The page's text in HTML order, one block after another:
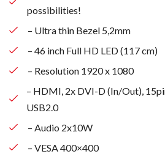
possibilities!
– Ultra thin Bezel 5,2mm
– 46 inch Full HD LED (117 cm)
– Resolution 1920 x 1080
– HDMI, 2x DVI-D (In/Out),
USB2.0
– Audio 2x10W
– VESA 400×400